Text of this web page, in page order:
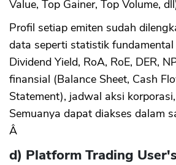
Value, Top Gainer, Top Volume,
Profil setiap emiten sudah
data seperti statistik fundamental
Dividend Yield, RoA, RoE, DER,
finansial (Balance Sheet, Cash
Statement), jadwal aksi
Semuanya dapat diakses dalam
Â
d) Platform Trading